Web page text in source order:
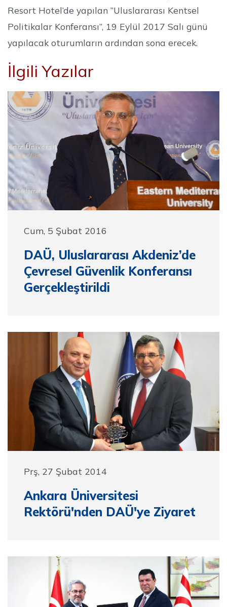
Resort Hotel’de yapılan “Uluslararası Kentsel
Politikalar Konferansı”, 19 Eylül 2017 Salı günü
yapılacak oturumların ardından sona erecek.
İlgili Yazılar
Cum, 5 Şubat 2016
DAÜ, Uluslararası Akdeniz’de
Çevresel Güvenlik Konferansı
Gerçekleştirildi
Prş, 27 Şubat 2014
Ankara Üniversitesi
Rektörü'nden DAÜ'ye Ziyaret